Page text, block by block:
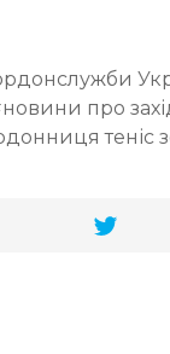
новини про
теніс